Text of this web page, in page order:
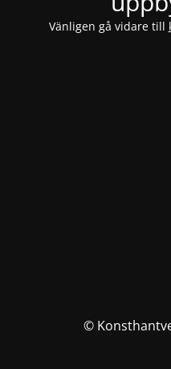
Vänligen gå vidare till
©